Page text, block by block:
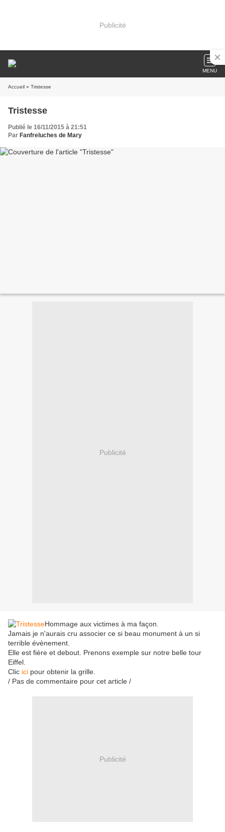
Publicité
MENU
Accueil » Tristesse
Tristesse
Publié le 16/11/2015 à 21:51
Par Fanfreluches de Mary
Publicité
Hommage aux victimes à ma façon.
Jamais je n'aurais cru associer ce si beau monument à un si
terrible évènement.
Elle est fière et debout. Prenons exemple sur notre belle tour
Eiffel.
Clic ici pour obtenir la grille.
/ Pas de commentaire pour cet article /
Publicité